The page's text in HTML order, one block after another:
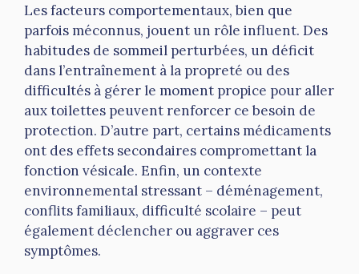
Les facteurs comportementaux, bien que
parfois méconnus, jouent un rôle influent. Des
habitudes de sommeil perturbées, un déficit
dans l’entraînement à la propreté ou des
difficultés à gérer le moment propice pour aller
aux toilettes peuvent renforcer ce besoin de
protection. D’autre part, certains médicaments
ont des effets secondaires compromettant la
fonction vésicale. Enfin, un contexte
environnemental stressant – déménagement,
conflits familiaux, difficulté scolaire – peut
également déclencher ou aggraver ces
symptômes.